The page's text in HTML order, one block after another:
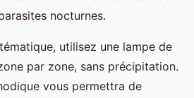
nocturnes.
utilisez une lampe de
par zone, sans précipitation.
vous permettra de